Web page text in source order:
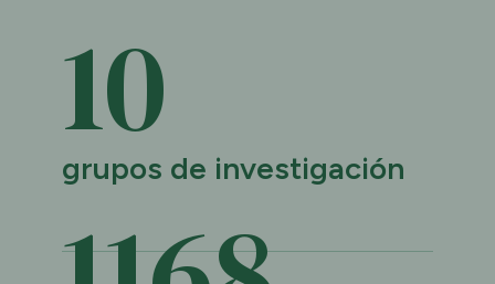
10
grupos de investigación